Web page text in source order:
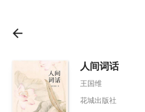
人间词话
王国维
花城出版社